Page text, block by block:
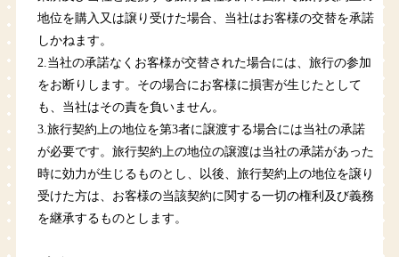
地位を購入又は譲り受けた場合、当社はお客様の交替を承諾
しかねます。
2.当社の承諾なくお客様が交替された場合には、旅行の参加
をお断りします。その場合にお客様に損害が生じたとして
も、当社はその責を負いません。
3.旅行契約上の地位を第3者に譲渡する場合には当社の承諾
が必要です。旅行契約上の地位の譲渡は当社の承諾があった
時に効力が生じるものとし、以後、旅行契約上の地位を譲り
受けた方は、お客様の当該契約に関する一切の権利及び義務
を継承するものとします。